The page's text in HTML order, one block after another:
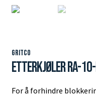
Gritco
Etterkjøler RA-10-
For å forhindre